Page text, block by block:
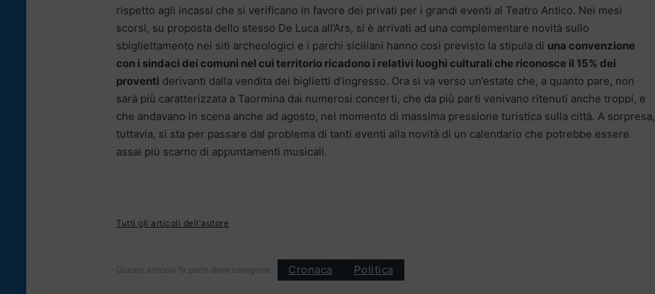
rispetto agli incassi che si verificano in favore dei privati per i grandi eventi al Teatro Antico. Nei mesi
scorsi, su proposta dello stesso De Luca all’Ars, si è arrivati ad una complementare novità sullo
sbigliettamento nei siti archeologici e i parchi siciliani hanno così previsto la stipula di una convenzione
con i sindaci dei comuni nel cui territorio ricadono i relativi luoghi culturali che riconosce il 15% dei
proventi derivanti dalla vendita dei biglietti d’ingresso. Ora si va verso un’estate che, a quanto pare, non
sarà più caratterizzata a Taormina dai numerosi concerti, che da più parti venivano ritenuti anche troppi, e
che andavano in scena anche ad agosto, nel momento di massima pressione turistica sulla città. A sorpresa,
tuttavia, si sta per passare dal problema di tanti eventi alla novità di un calendario che potrebbe essere
assai più scarno di appuntamenti musicali.
Tutti gli articoli dell'autore
Questo articolo fa parte delle categorie: Cronaca Politica